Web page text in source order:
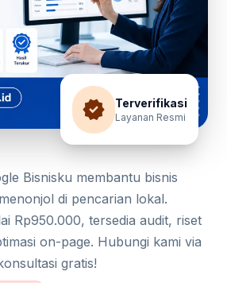
verified Terverifikasi
Layanan Resmi
Bisnisku membantu bisnis
di pencarian lokal.
Rp950.000, tersedia audit, riset
on-page. Hubungi kami via
gratis!